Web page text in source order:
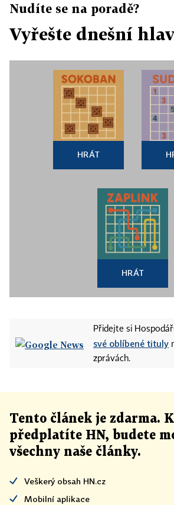
Nudíte se na poradě?
Vyřešte dnešní
HRÁT
HRÁT
Přidejte si
své oblíbené tituly
zprávách.
Tento článek je zdarma.
předplatíte HN, budete
všechny naše články.
Veškerý obsah HN.cz
Mobilní aplikace